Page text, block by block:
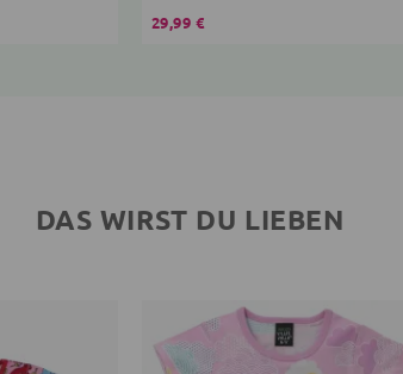
29,99 €
DAS WIRST DU LIEBEN